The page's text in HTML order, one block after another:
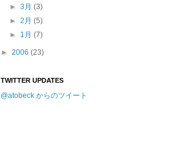
►3月(3)
►2月(5)
► 1月(7)
► 2006 (23)
TWITTER UPDATES
@atobeck からのツイート